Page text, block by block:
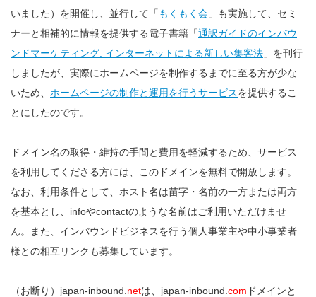
いました）を開催し、並行して「 もくもく会 」も実施して、セミ
ナーと相補的に情報を提供する電子書籍「通訳ガイドのインバウ
ンドマーケティング: インターネットによる新しい集客法 」を刊行
しましたが、実際にホームページを制作するまでに至る方が少な
いため、 ホームページの制作と運用を行うサービスを提供するこ
とにしたのです。
ドメイン名の取得・維持の手間と費用を軽減するため、サービス
を利用してくださる方には、このドメインを無料で開放します。
なお、利用条件として、ホスト名は苗字・名前の一方または両方
を基本とし、infoやcontactのような名前はご利用いただけませ
ん。また、インバウンドビジネスを行う個人事業主や中小事業者
様との相互リンクも募集しています。
（お断り）japan-inbound. netは、japan-inbound. com ドメインと